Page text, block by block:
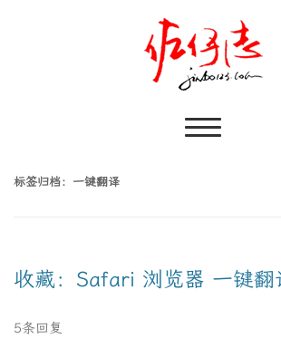
标签归档： 一键翻译
收藏：Safari 浏览器 一键翻
5条回复